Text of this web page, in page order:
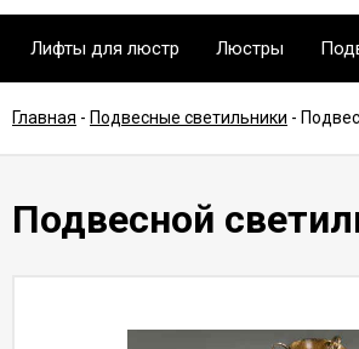
Лифты для люстр Люстры
Главная - Подвесные светильники -
Подвесной